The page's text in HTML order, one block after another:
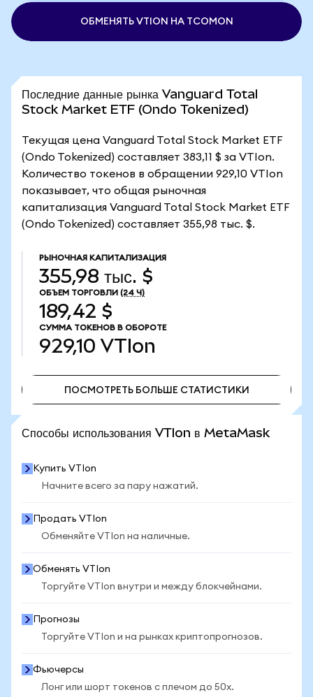
ОБМЕНЯТЬ VTION НА TCOMON
Последние данные рынка Vanguard Total
Stock Market ETF (Ondo Tokenized)
Текущая цена Vanguard Total Stock Market ETF
(Ondo Tokenized) составляет 383,11 $ за VTIon.
Количество токенов в обращении 929,10 VTIon
показывает, что общая рыночная
капитализация Vanguard Total Stock Market ETF
(Ondo Tokenized) составляет 355,98 тыс. $.
РЫНОЧНАЯ КАПИТАЛИЗАЦИЯ
355,98 тыс. $
ОБЪЕМ ТОРГОВЛИ (24 Ч)
189,42 $
СУММА ТОКЕНОВ В ОБОРОТЕ
929,10 VTIon
ПОСМОТРЕТЬ БОЛЬШЕ СТАТИСТИКИ
Способы использования VTIon в MetaMask
Купить VTIon
Начните всего за пару нажатий.
Продать VTIon
Обменяйте VTIon на наличные.
Обменять VTIon
Торгуйте VTIon внутри и между блокчейнами.
Прогнозы
Торгуйте VTIon и на рынках криптопрогнозов.
Фьючерсы
Лонг или шорт токенов с плечом до 50x.